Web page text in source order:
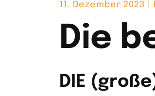
11. Dezember 2023 |
Die
DIE